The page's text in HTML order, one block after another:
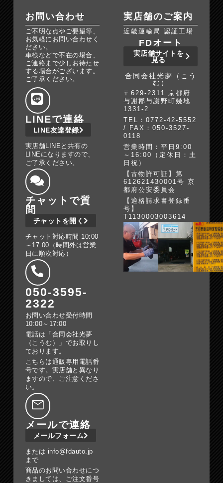
お問い合わせ
ご不明な点やご要望等、
お気軽にお問い合わせく
ださい。
車検などで不在の場合、
ご連絡まで少しお待たせ
する場合がございます。
ご了承ください。
LINEで連絡
LINE友達登録
実店舗LINEと共有の
LINEになりますので、
ご了承ください。
チャットで質
問
チャットを開く
チャット対応時間 10:00
～17:00（時間外は営業
日に順次対応）
050-3595-
2322
お問い合わせ受付時間
10:00～17:00
電話は「合同会社光夢
（こうむ）」でお取りし
ております。
こちらは通販専用電話番
号です。実店舗と異なり
ますので、ご注意くださ
い。
メールで連絡
メールフォーム
または info@fdauto.jp
まで
商品のお問い合わせにつ
きましては、ご注文番号
実店舗のご案内
近畿運輸局 認証工場
FDオート
実店舗サイトを
見る
合同会社光夢（こう
む）
〒629-2311 京都府
与謝郡与謝野町幾地
1331-2
TEL：0772-42-5552
/ FAX：050-3527-
0118
営業時間：平日9:00
～16:00（定休日：土
日祝）
【古物許可証】第
612621430001号 京
都府公安委員会
【適格請求書登録番
号】
T1130003003614